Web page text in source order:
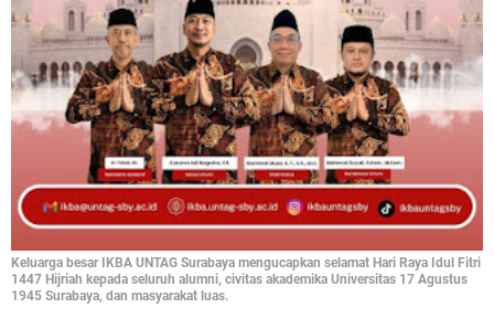
Keluarga besar IKBA UNTAG Surabaya mengucapkan selamat Hari Raya Idul Fitri
1447 Hijriah kepada seluruh alumni, civitas akademika Universitas 17 Agustus
1945 Surabaya, dan masyarakat luas.